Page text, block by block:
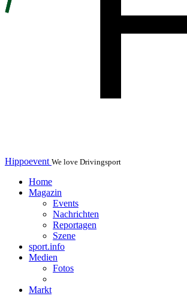
Hippoevent We love Drivingsport
Home
Magazin
Events
Nachrichten
Reportagen
Szene
sport.info
Medien
Fotos
Markt